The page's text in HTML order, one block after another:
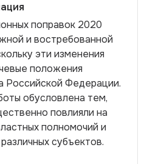
поправок 2020
и востребованной
эти изменения
положения
Российской Федерации.
обусловлена тем,
повлияли на
полномочий и
субъектов.